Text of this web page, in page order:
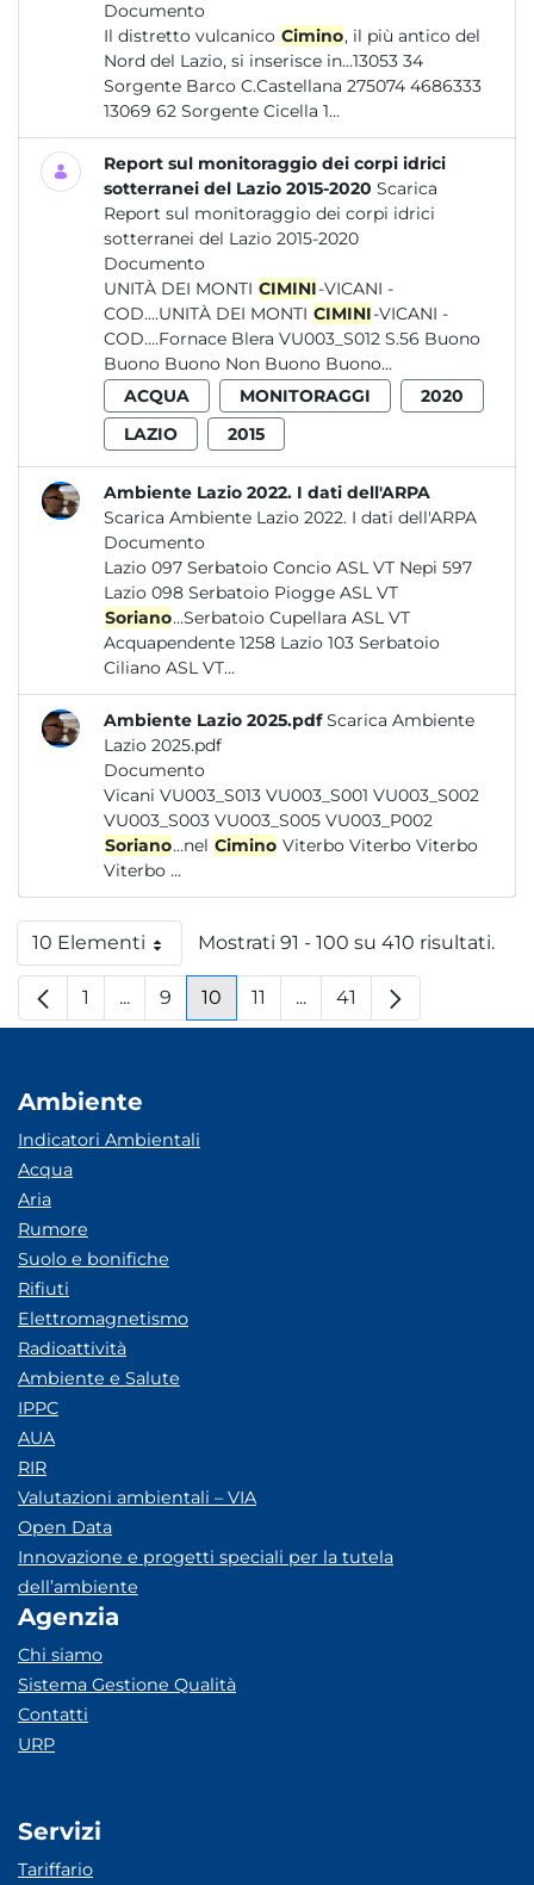
Documento
Il distretto vulcanico Cimino, il più antico del
Nord del Lazio, si inserisce in...13053 34
Sorgente Barco C.Castellana 275074 4686333
13069 62 Sorgente Cicella 1...
Report sul monitoraggio dei corpi idrici
sotterranei del Lazio 2015-2020 Scarica
Report sul monitoraggio dei corpi idrici
sotterranei del Lazio 2015-2020
Documento
UNITÀ DEI MONTI CIMINI-VICANI -
COD....UNITÀ DEI MONTI CIMINI-VICANI -
COD....Fornace Blera VU003_S012 S.56 Buono
Buono Buono Non Buono Buono...
ACQUA
MONITORAGGI
2020
LAZIO
2015
Ambiente Lazio 2022. I dati dell'ARPA
Scarica Ambiente Lazio 2022. I dati dell'ARPA
Documento
Lazio 097 Serbatoio Concio ASL VT Nepi 597
Lazio 098 Serbatoio Piogge ASL VT
Soriano...Serbatoio Cupellara ASL VT
Acquapendente 1258 Lazio 103 Serbatoio
Ciliano ASL VT...
Ambiente Lazio 2025.pdf Scarica Ambiente
Lazio 2025.pdf
Documento
Vicani VU003_S013 VU003_S001 VU003_S002
VU003_S003 VU003_S005 VU003_P002
Soriano...nel Cimino
Viterbo ...
10 ElementiPer paginaMostrati 91 - 100 su 410 risultati.
Pagina
1 ...Pagine intermedie
Pagina
9 Pagina
10 Pagina
11 ...Pagine intermedie
Pagina
41
Ambiente
Indicatori Ambientali
Acqua
Aria
Rumore
Suolo e bonifiche
Rifiuti
Elettromagnetismo
Radioattività
Ambiente e Salute
IPPC
AUA
RIR
Valutazioni ambientali – VIA
Open Data
Innovazione e progetti speciali per la tutela
dell’ambiente
Agenzia
Chi siamo
Sistema Gestione Qualità
Contatti
URP
Servizi
Tariffario